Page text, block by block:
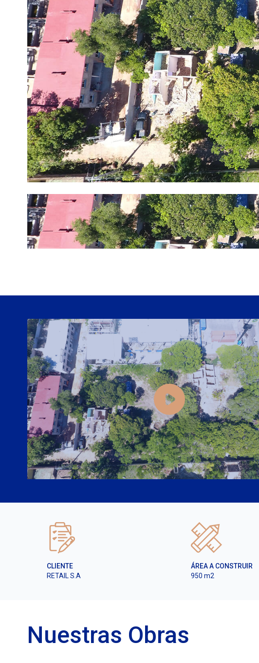
CLIENTE
RETAIL S.A
ÁREA A CONSTRUIR
950 m2
Nuestras Obras